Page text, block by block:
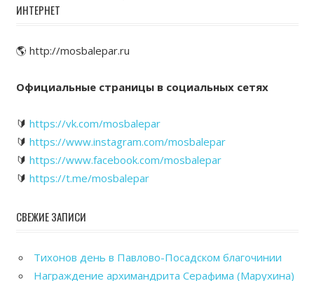
ИНТЕРНЕТ
🌎 http://mosbalepar.ru
Официальные страницы в социальных сетях
🔰 https://vk.com/mosbalepar
🔰 https://www.instagram.com/mosbalepar
🔰 https://www.facebook.com/mosbalepar
🔰 https://t.me/mosbalepar
СВЕЖИЕ ЗАПИСИ
Тихонов день в Павлово-Посадском благочинии
Награждение архимандрита Серафима (Марухина)